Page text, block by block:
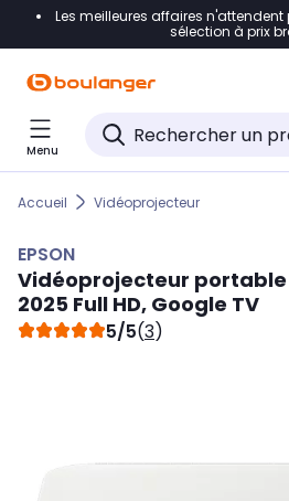
Accéder directement à la
Accéder directement au pied
Accéder directement au chatbot
Les meilleures affaires
sélection à prix
Menu
Accueil Vidéoprojecteur
EPSON
Vidéoprojecteur portable
2025 Full HD, Google TV
5/5(3)